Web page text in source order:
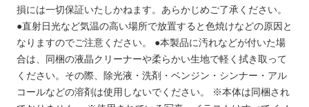
損には一切保証いたしかねます。あらかじめご了承ください。
●直射日光など気温の高い場所で放置すると色焼けなどの原因と
なりますのでご注意ください。
●本製品に汚れなどが付いた場
合は、同梱の液晶クリーナーや柔らかい生地で軽く拭き取って
ください。その際、除光液・洗剤・ベンジン・シンナー・アル
コールなどの溶剤は使用しないでください。
※本体は同梱され